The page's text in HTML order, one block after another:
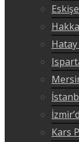
Hatay
Kars